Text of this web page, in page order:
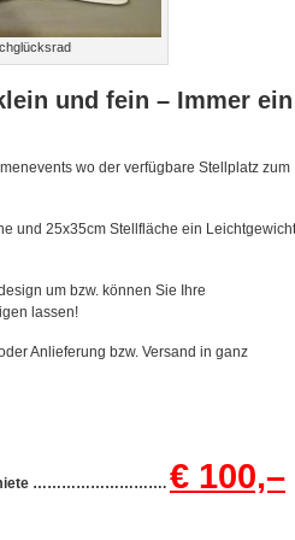
und fein – Immer ein
wo der verfügbare Stellplatz zum
und 25x35cm Stellfläche ein Leichtgewicht
um bzw. können Sie Ihre
lassen!
Anlieferung bzw. Versand in ganz
………………………. € 100,–